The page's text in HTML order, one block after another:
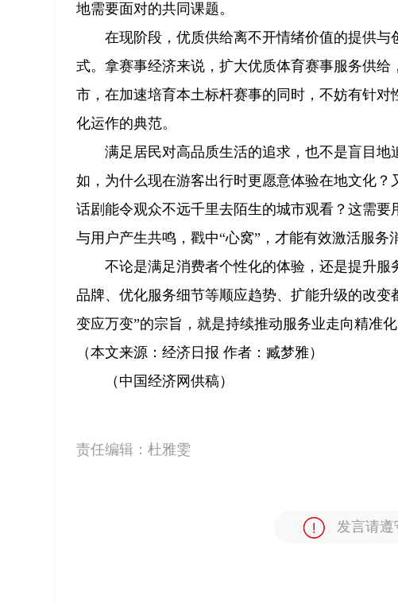
地需要面对的共同课题。
在现阶段，优质供给离不开情绪价值的提供
式。拿赛事经济来说，扩大优质体育赛事服务供
市，在加速培育本土标杆赛事的同时，不妨有针
化运作的典范。
满足居民对高品质生活的追求，也不是盲目
如，为什么现在游客出行时更愿意体验在地文化？
话剧能令观众不远千里去陌生的城市观看？这需
与用户产生共鸣，戳中“心窝”，才能有效激活服务
不论是满足消费者个性化的体验，还是提升
品牌、优化服务细节等顺应趋势、扩能升级的改变
变应万变”的宗旨，就是持续推动服务业走向精准
（本文来源：经济日报 作者：臧梦雅）
（中国经济网供稿）
责任编辑： 杜雅雯
发言请遵